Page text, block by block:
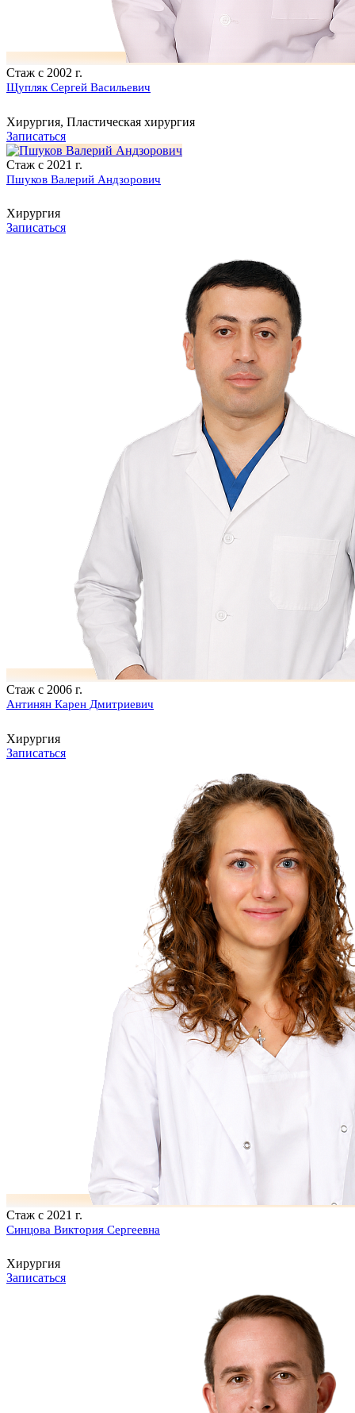
Стаж с 2002 г.
Щупляк Сергей Васильевич
Хирургия, Пластическая хирургия
Записаться
Стаж с 2021 г.
Пшуков Валерий Андзорович
Хирургия
Записаться
Стаж с 2006 г.
Антинян Карен Дмитриевич
Хирургия
Записаться
Стаж с 2021 г.
Синцова Виктория Сергеевна
Хирургия
Записаться